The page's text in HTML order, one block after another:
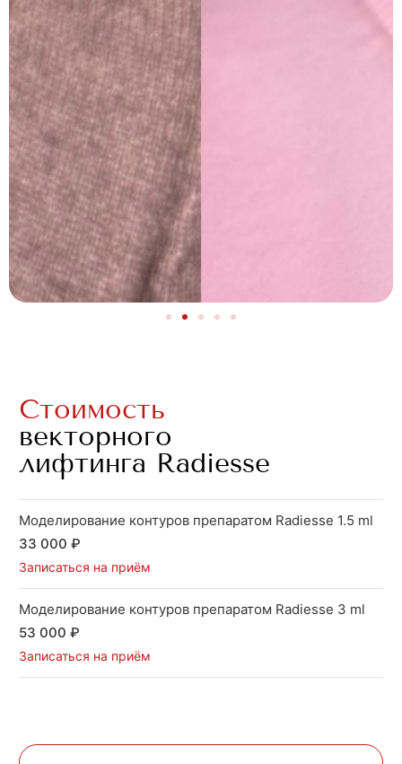
Стоимость
векторного
лифтинга Radiesse
Моделирование контуров препаратом Radiesse 1.5 ml
33 000 ₽
Записаться на приём
Моделирование контуров препаратом Radiesse 3 ml
53 000 ₽
Записаться на приём